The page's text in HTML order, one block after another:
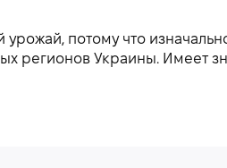
потому что
регионов Украины. Имеет